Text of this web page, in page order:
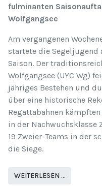
fulminanten
Wolfgangsee
Am vergangenen
startete die Segeljugend
Saison. Der
Wolfgangsee (UYC Wg)
jähriges Bestehen und
über eine historische
Regattabahnen
in der Nachwuchsklasse
19 Zweier-Teams in der
die Siege.
WEITERLESEN …